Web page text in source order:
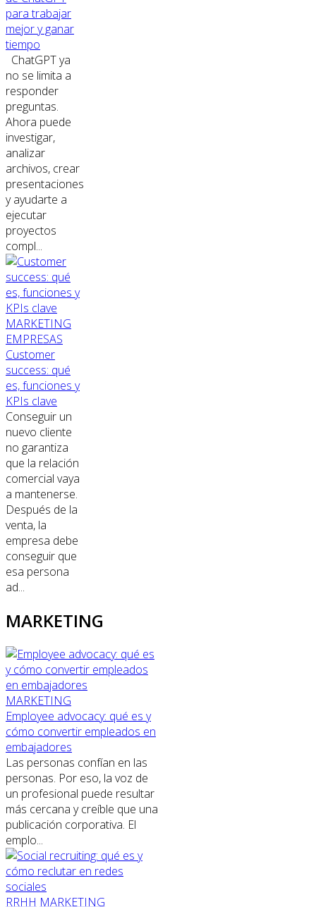
para trabajar
mejor y ganar
tiempo
ChatGPT ya
no se limita a
responder
preguntas.
Ahora puede
investigar,
analizar
archivos, crear
presentaciones
y ayudarte a
ejecutar
proyectos
compl...
MARKETING
EMPRESAS
Customer
success: qué
es, funciones y
KPIs clave
Conseguir un
nuevo cliente
no garantiza
que la relación
comercial vaya
a mantenerse.
Después de la
venta, la
empresa debe
conseguir que
esa persona
ad...
MARKETING
MARKETING
Employee advocacy: qué es y
cómo convertir empleados en
embajadores
Las personas confían en las
personas. Por eso, la voz de
un profesional puede resultar
más cercana y creíble que una
publicación corporativa. El
emplo...
RRHH MARKETING